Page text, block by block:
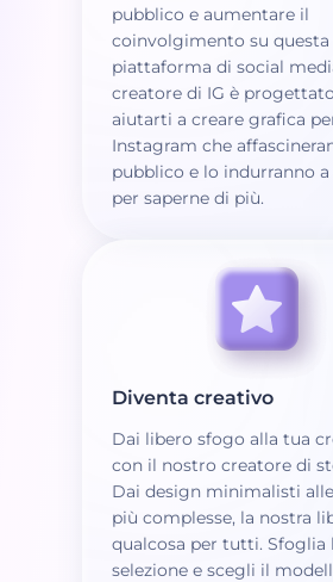
pubblico e aumentare il
coinvolgimento su questa
piattaforma di social
creatore di IG è
aiutarti a creare grafica
Instagram che
pubblico e lo indurranno
per saperne di più.
Diventa creativo
Dai libero sfogo alla tua
con il nostro creatore di
Dai design minimalisti
più complesse, la nostra
qualcosa per tutti. Sfoglia
selezione e scegli il